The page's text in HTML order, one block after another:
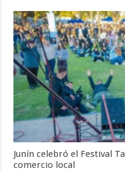
Junín celebró el Festival
comercio local